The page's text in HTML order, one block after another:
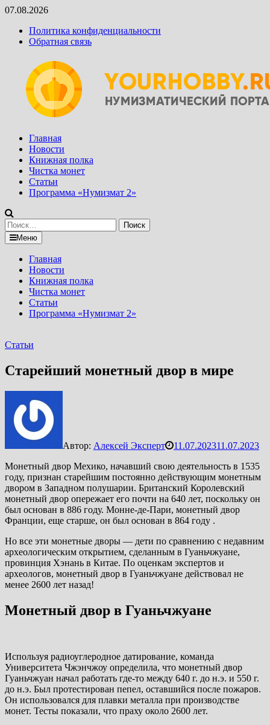
Перейти
содержимому
07.08.2026
Политика конфиденциальности
Обратная связь
Главная
Новости
Книжная полка
Чистка монет
Статьи
Программа «Нумизмат 2»
Найти:
Меню
Главная
Новости
Книжная полка
Чистка монет
Статьи
Программа «Нумизмат 2»
Статьи
Старейший монетный двор в мире
Автор: Алексей Эксперт 11.07.202311.07.2023
Монетный двор Мехико, начавший свою деятельность в 1535
году, признан старейшим постоянно действующим монетным
двором в Западном полушарии. Британский Королевский
монетный двор опережает его почти на 640 лет, поскольку он
был основан в 886 году. Монне-де-Пари, монетный двор
Франции, еще старше, он был основан в 864 году .
Но все эти монетные дворы — дети по сравнению с недавним
археологическим открытием, сделанным в Гуаньчжуане,
провинция Хэнань в Китае. По оценкам экспертов и
археологов, монетный двор в Гуаньчжуане действовал не
менее 2600 лет назад!
Монетный двор в Гуаньчжуане
Используя радиоуглеродное датирование, команда
Университета Чжэнчжоу определила, что монетный двор
Гуаньчжуан начал работать где-то между 640 г. до н.э. и 550 г.
до н.э. Был протестирован пепел, оставшийся после пожаров.
Он использовался для плавки металла при производстве
монет. Тесты показали, что праху около 2600 лет.